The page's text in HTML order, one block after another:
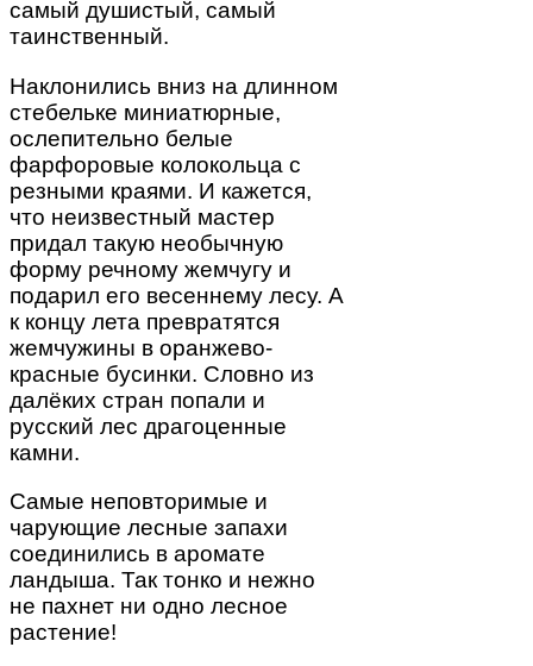
самый душистый, самый
таинственный.
Наклонились вниз на длинном
стебельке миниатюрные,
ослепительно белые
фарфоровые колокольца с
резными краями. И кажется,
что неизвестный мастер
придал такую необычную
форму речному жемчугу и
подарил его весеннему лесу. А
к концу лета превратятся
жемчужины в оранжево-
красные бусинки. Словно из
далёких стран попали и
русский лес драгоценные
камни.
Самые неповторимые и
чарующие лесные запахи
соединились в аромате
ландыша. Так тонко и нежно
не пахнет ни одно лесное
растение!